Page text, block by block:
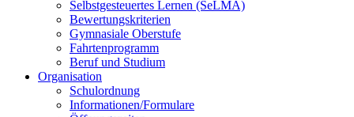
Selbstgesteuertes Lernen (SeLMA)
Bewertungskriterien
Gymnasiale Oberstufe
Fahrtenprogramm
Beruf und Studium
Organisation
Schulordnung
Informationen/Formulare